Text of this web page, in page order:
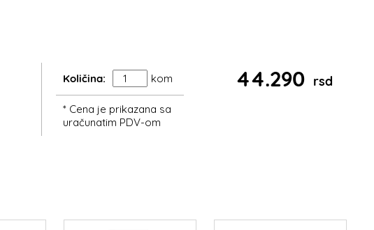
Količina: kom
* Cena je prikazana sa
uračunatim PDV-om
44.290 rsd